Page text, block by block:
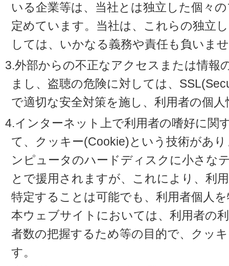
いる企業等は、当社とは独立した個々
定めています。当社は、これらの独立
しては、いかなる義務や責任も負いま
3.外部からの不正なアクセスまたは情報
まし、盗聴の危険に対しては、
で適切な安全対策を施し、利用者の個
4.インターネット上で利用者の嗜好に関
て、クッキー(Cookie)という技術があ
ンピュータのハードディスクに小さな
とで援用されますが、これにより、利
特定することは可能でも、利用者個人
本ウェブサイトにおいては、利用者の
者数の把握するため等の目的で、クッ
す。